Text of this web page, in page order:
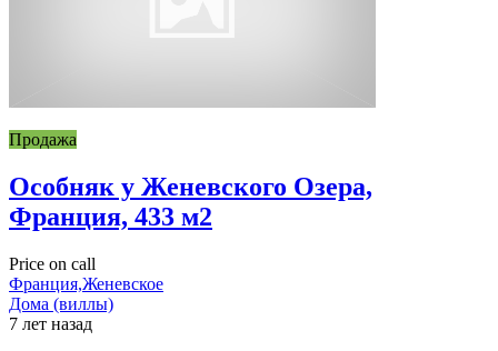
Продажа
Особняк у Женевского Озера,
Франция, 433 м2
Price on call
Франция,Женевское
Дома (виллы)
7 лет назад